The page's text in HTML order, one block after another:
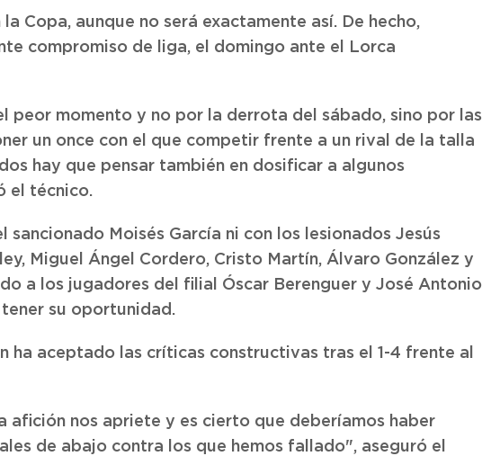
Copa, aunque no será exactamente así. De hecho,
compromiso de liga, el domingo ante el Lorca
peor momento y no por la derrota del sábado, sino por las
un once con el que competir frente a un rival de la talla
hay que pensar también en dosificar a algunos
el técnico.
Moisés García ni con los lesionados Jesús
Miguel Ángel Cordero, Cristo Martín, Álvaro González y
a los jugadores del filial Óscar Berenguer y José Antonio
su oportunidad.
ha aceptado las críticas constructivas tras el 1-4 frente al
afición nos apriete y es cierto que deberíamos haber
de abajo contra los que hemos fallado", aseguró el